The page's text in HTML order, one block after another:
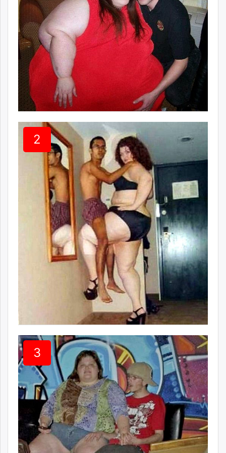
ikon.mn
mnb.mn
Livetv.mn
Eguur.mn
24tsag.mn
shuud.mn
eagle.mn
ergelt.mn
zarig.mn
today.mn
zuv.mn
shudarga.mn
shuurhai.mn
unuudur.mn
mglradio.com
times.mn
tvmongolia.mn
mass.mn
unegui.mn
assa.mn
toim.mn
tac.mn
paparazzi.mn
unread.today
2
3